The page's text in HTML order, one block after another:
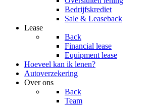
Bedrijfskrediet
Sale & Leaseback
Lease
Back
Financial lease
Equipment lease
Hoeveel kan ik lenen?
Autoverzekering
Over ons
Back
Team